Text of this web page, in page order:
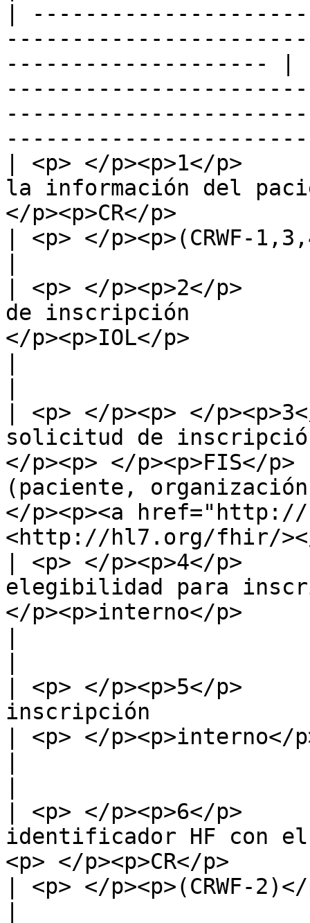
|
-------------------- |
| <p> </p><p>1</p>
la información del
</p><p>CR</p>
| <p> </p><p>(CRWF-
| <p> </p><p>2</p>
de inscripción
</p><p>IOL</p>
| <p> </p><p> </
solicitud de
</p><p> </p><p>FIS</
(paciente,
</p><p><a
<http://hl7.org/fhir/
| <p> </p><p>4</p>
elegibilidad para
</p><p>interno</p>
| <p> </p><p>5</p>
inscripción
| <p> </
| <p> </p><p>6</p>
identificador HF
<p> </p><p>CR</p>
| <p> </p><p>(CRWF-